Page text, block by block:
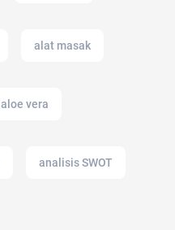
alat masak
aloe vera
analisis SWOT